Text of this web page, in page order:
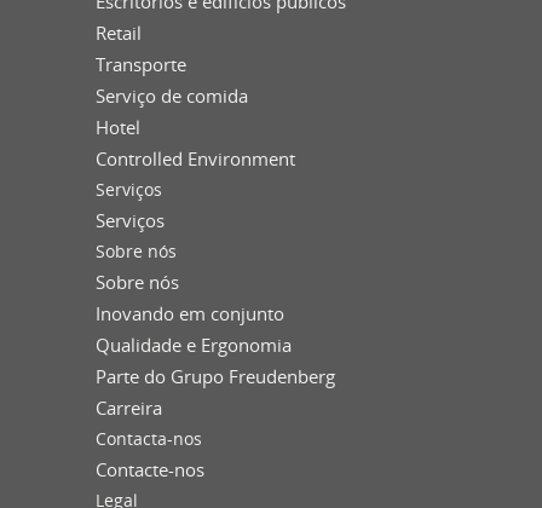
Retail
Transporte
Serviço de comida
Hotel
Controlled Environment
Serviços
Serviços
Sobre nós
Sobre nós
Inovando em conjunto
Qualidade e Ergonomia
Parte do Grupo Freudenberg
Carreira
Contacta-nos
Contacte-nos
Legal